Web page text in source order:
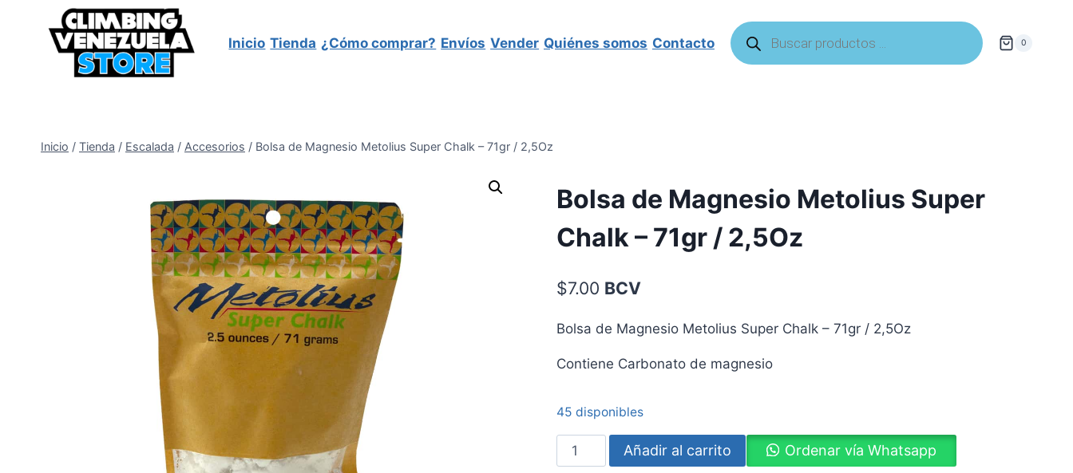
contenido
Inicio Tienda ¿Cómo comprar? Envíos Vender Quiénes somos Contacto
Búsqueda
de
productos
0
Inicio / Tienda / Escalada / Accesorios / Bolsa de Magnesio Metolius Super Chalk – 71gr / 2,5Oz
Bolsa de Magnesio Metolius Super
Chalk – 71gr / 2,5Oz
$7.00 BCV
Bolsa de Magnesio Metolius Super Chalk – 71gr / 2,5Oz
Contiene Carbonato de magnesio
45 disponibles
Bolsa
de
Añadir al carrito Ordenar vía Whatsapp